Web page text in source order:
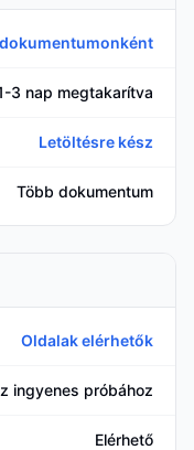
3 nap megtakarítva
Letöltésre kész
Több dokumentum
Oldalak elérhetők
ingyenes próbához
Elérhető